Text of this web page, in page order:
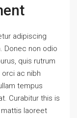
adipiscing
Donec non odio
quis rutrum
ac nibh
tempus
Curabitur this is
laoreet